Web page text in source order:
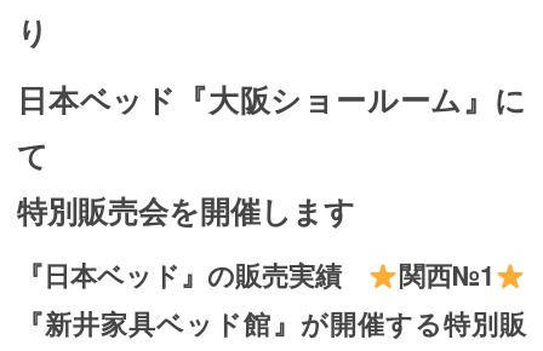
り
日本ベッド『大阪ショールーム』に
て
特別販売会を開催します
『日本ベッド』の販売実績
関西№1
『新井家具ベッド館』が開催する特別販